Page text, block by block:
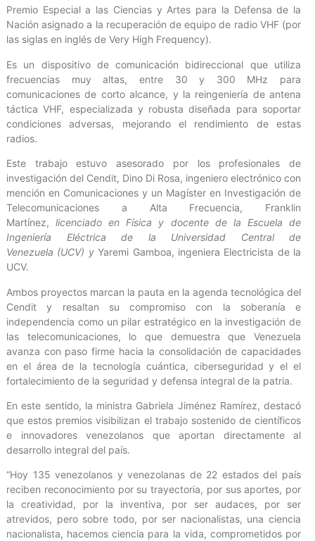
Premio Especial a las Ciencias y Artes para la Defensa de la
Nación asignado a la recuperación de equipo de radio VHF (por
las siglas en inglés de Very High Frequency).
Es un dispositivo de comunicación bidireccional que utiliza
frecuencias muy altas, entre 30 y 300 MHz para
comunicaciones de corto alcance, y la reingeniería de antena
táctica VHF, especializada y robusta diseñada para soportar
condiciones adversas, mejorando el rendimiento de estas
radios.
Este trabajo estuvo asesorado por los profesionales de
investigación del Cendit, Dino Di Rosa, ingeniero electrónico con
mención en Comunicaciones y un Magíster en Investigación de
Telecomunicaciones a Alta Frecuencia, Franklin
Martínez,licenciado en Física y docente de la Escuela de
Ingeniería Eléctrica de la Universidad Central de
Venezuela (UCV) yYaremi Gamboa, ingeniera Electricista de la
UCV.
Ambos proyectos marcan la pauta en la agenda tecnológica del
Cendit y resaltan su compromiso con la soberanía e
independencia como un pilar estratégico en la investigación de
las telecomunicaciones, lo que demuestra que Venezuela
avanza con paso firme hacia la consolidación de capacidades
en el área de la tecnología cuántica, ciberseguridad y el el
fortalecimiento de la seguridad y defensa integral de la patria.
En este sentido, la ministra Gabriela Jiménez Ramírez, destacó
que estos premios visibilizan el trabajo sostenido de científicos
e innovadores venezolanos que aportan directamente al
desarrollo integral del país.
“Hoy 135 venezolanos y venezolanas de 22 estados del país
reciben reconocimiento por su trayectoria, por sus aportes, por
la creatividad, por la inventiva, por ser audaces, por ser
atrevidos, pero sobre todo, por ser nacionalistas, una ciencia
nacionalista, hacemos ciencia para la vida, comprometidos por